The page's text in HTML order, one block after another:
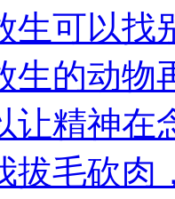
生可以找
生的动物
让精神在
拔毛砍肉